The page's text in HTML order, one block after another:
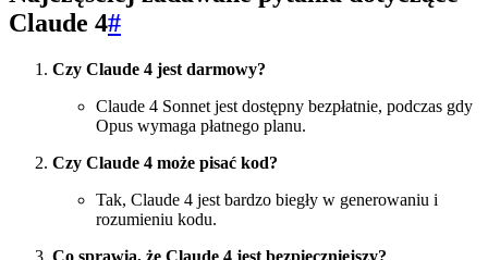
Claude 4#
Czy Claude 4 jest darmowy?
Claude 4 Sonnet jest dostępny bezpłatnie, podczas gdy
Opus wymaga płatnego planu.
Czy Claude 4 może pisać kod?
Tak, Claude 4 jest bardzo biegły w generowaniu i
rozumieniu kodu.
Co sprawia, że Claude 4 jest bezpieczniejszy?